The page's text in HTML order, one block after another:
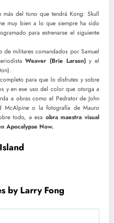
más del tono que tendrá Kong: Skull
muy bien a lo que siempre ha sido
para estrenarse el siguiente
militares comandados por Samuel
Weaver (Brie Larson)y el
para que lo disfrutes y sobre
y en ese uso del color que otorga a
a obras como el Pedrator de John
McAlpine o la fotografía de Mauro
todo, a esa obra maestra visual
Apocalypse Now.
by Larry Fong